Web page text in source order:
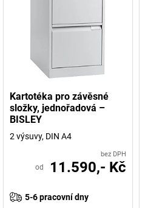
Kartotéka pro závěsné
složky, jednořadová –
BISLEY
2 výsuvy, DIN A4
bez DPH
od 11.590,- Kč
5-6 pracovní dny